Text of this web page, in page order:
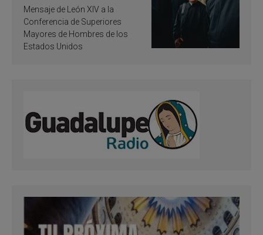
de inspiración y
santificación
Mensaje de León XIV a la
Conferencia de Superiores
Mayores de Hombres de los
Estados Unidos